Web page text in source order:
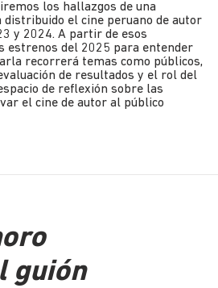
los hallazgos de una
distribuido el cine peruano de autor
y 2024. A partir de esos
estrenos del 2025 para entender
recorrerá temas como públicos,
de resultados y el rol del
de reflexión sobre las
el cine de autor al público
guión